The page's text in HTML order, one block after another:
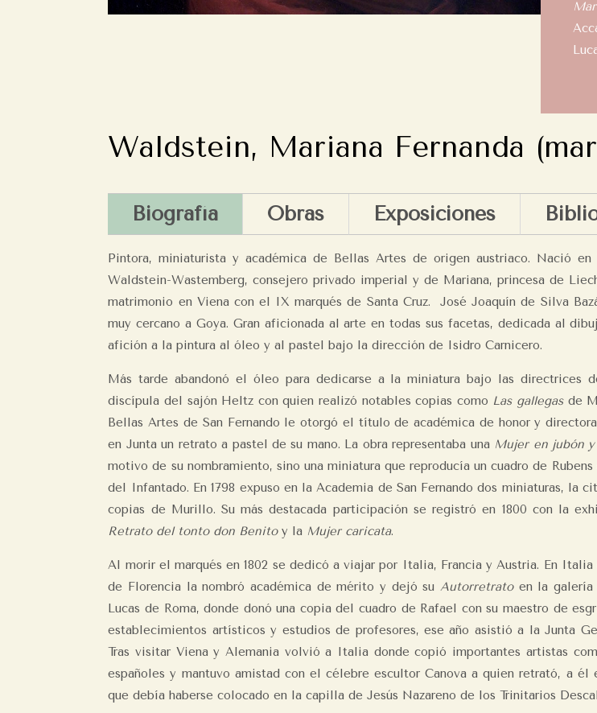
Waldstein, Mariana Fernanda
Biografía Obras Exposiciones
Pintora, miniaturista y académica de Bellas Artes de origen austriaco. Nació
Waldstein-Wastemberg, consejero privado imperial y de Mariana, princesa de
matrimonio en Viena con el IX marqués de Santa Cruz. José Joaquín de Silva
muy cercano a Goya. Gran aficionada al arte en todas sus facetas, dedicada al
afición a la pintura al óleo y al pastel bajo la dirección de Isidro Carnicero.
Más tarde abandonó el óleo para dedicarse a la miniatura bajo las directrices
discípula del sajón Heltz con quien realizó notables copias como Las gallegasde
Bellas Artes de San Fernando le otorgó el título de académica de honor y
en Junta un retrato a pastel de su mano. La obra representaba una Mujer en jubón y
motivo de su nombramiento, sino una miniatura que reproducía un cuadro de Rubens
del Infantado. En 1798 expuso en la Academia de San Fernando dos miniaturas,
copias de Murillo. Su más destacada participación se registró en 1800 con la
Retrato del tonto don Benitoy la Mujer caricata.
Al morir el marqués en 1802 se dedicó a viajar por Italia, Francia y Austria. En
de Florencia la nombró académica de mérito y dejó su Autorretratoen la galería
Lucas de Roma, donde donó una copia del cuadro de Rafael con su maestro de
establecimientos artísticos y estudios de profesores, ese año asistió a la Junta
Tras visitar Viena y Alemania volvió a Italia donde copió importantes artistas
españoles y mantuvo amistad con el célebre escultor Canova a quien retrató, a
que debía haberse colocado en la capilla de Jesús Nazareno de los Trinitarios